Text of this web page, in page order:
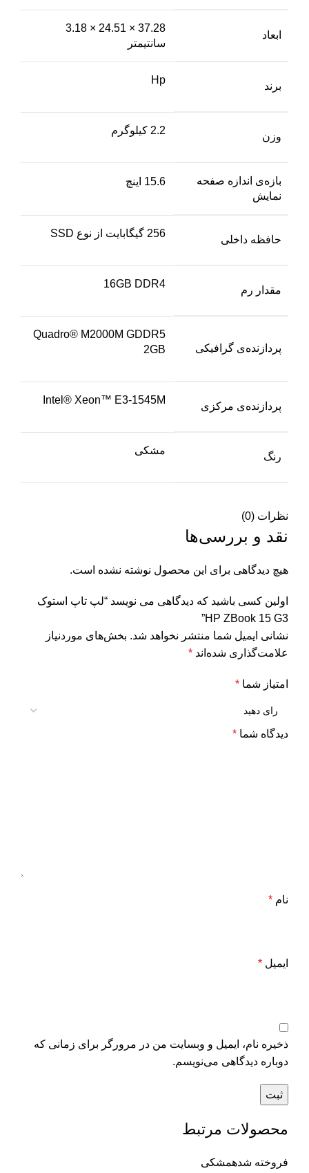
ابعاد
37.28 × 24.51 × 3.18
سانتیمتر
برند
Hp
وزن
2.2 کیلوگرم
بازه‌ی اندازه صفحه
نمایش
15.6 اینچ
حافظه داخلی
256 گیگابایت از نوع SSD
مقدار رم
16GB DDR4
پردازنده‌ی گرافیکی
Quadro® M2000M GDDR5
2GB
پردازنده‌ی مرکزی
Intel® Xeon™ E3-1545M
رنگ
مشکی
نظرات (0)
نقد و بررسی‌ها
هیچ دیدگاهی برای این محصول نوشته نشده است.
اولین کسی باشید که دیدگاهی می نویسد “لپ تاپ استوک
HP ZBook 15 G3”
نشانی ایمیل شما منتشر نخواهد شد. بخش‌های موردنیاز
علامت‌گذاری شده‌اند *
امتیاز شما *
دیدگاه شما *
نام *
ایمیل *
ذخیره نام، ایمیل و وبسایت من در مرورگر برای زمانی که
دوباره دیدگاهی می‌نویسم.
محصولات مرتبط
فروخته شدهمشکی